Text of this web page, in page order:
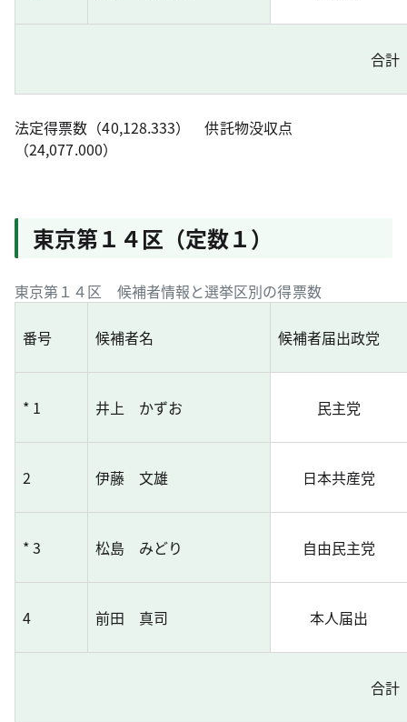
合計
法定得票数（40,128.333） 供託物没収点
（24,077.000）
東京第１４区（定数１）
東京第１４区 候補者情報と選挙区別の得票数
番号 候補者名 候補者届出政党
* 1 井上 かずお 民主党
2 伊藤 文雄 日本共産党
* 3 松島 みどり 自由民主党
4 前田 真司 本人届出
合計